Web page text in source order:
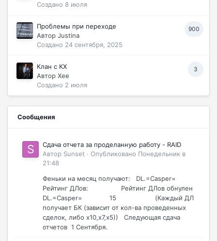
Создано 8 июля
900
Проблемы при переходе
Автор Justina
Создано 24 сентября, 2025
3
Клан с КХ
Автор Хее
Создано 2 июля
Сообщения
Сдача отчета за проделанную работу - RAID
Автор Sunset · Опубликовано Понедельник в
21:48
Феньки на месяц получают: DL.=Casper=
Рейтинг ДЛов: Рейтинг ДЛов обнулен
DL.=Casper= 15 (Каждый ДЛ
получает БК (зависит от кол-ва проведенных
сделок, либо х10,х7,х5)) Следующая сдача
отчетов 1 Сентября.